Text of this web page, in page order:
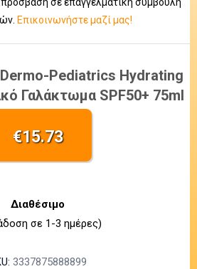
Επικοινωνήστε μαζί μας!
Pediatrics Hydrating
Γαλάκτωμα SPF50+ 75ml
€15.73
Διαθέσιμο
σε 1-3 ημέρες)
3337875888899